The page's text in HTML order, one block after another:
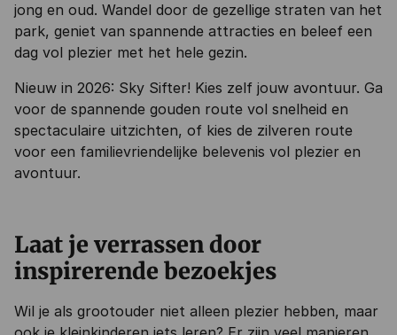
jong en oud. Wandel door de gezellige straten van het
park, geniet van spannende attracties en beleef een
dag vol plezier met het hele gezin.
Nieuw in 2026: Sky Sifter! Kies zelf jouw avontuur. Ga
voor de spannende gouden route vol snelheid en
spectaculaire uitzichten, of kies de zilveren route
voor een familievriendelijke belevenis vol plezier en
avontuur.
Laat je verrassen door
inspirerende bezoekjes
Wil je als grootouder niet alleen plezier hebben, maar